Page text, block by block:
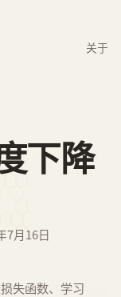
关于
下降
7月16日
失函数、学习